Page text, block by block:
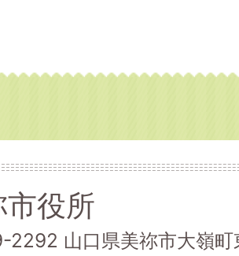
市役所
2292 山口県美祢市大嶺